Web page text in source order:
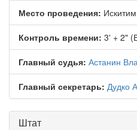
Место проведения:
Контроль времени: 3' + 2"
Главный судья: Астанин
Главный секретарь: Дудко
Штат